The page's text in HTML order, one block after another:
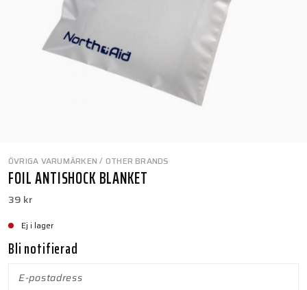
ÖVRIGA VARUMÄRKEN / OTHER BRANDS
FOIL ANTISHOCK BLANKET
39 kr
Ej i lager
Bli notifierad